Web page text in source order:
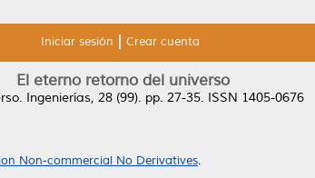
Iniciar sesión Crear cuenta
El eterno retorno del universo
Ingenierías, 28 (99). pp. 27-35. ISSN 1405-0676
Non-commercial No Derivatives.